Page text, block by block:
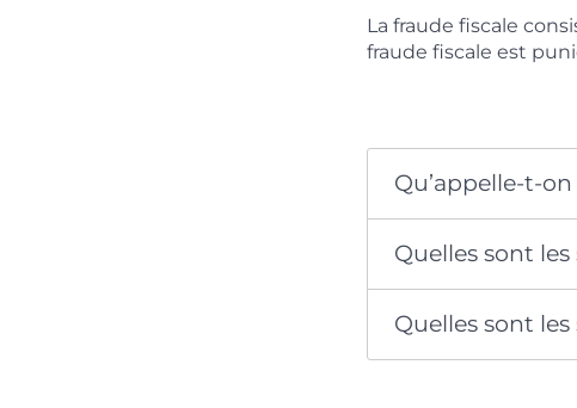
La fraude fiscale
fraude fiscale est
Qu’appelle-t-
Quelles sont
Quelles sont